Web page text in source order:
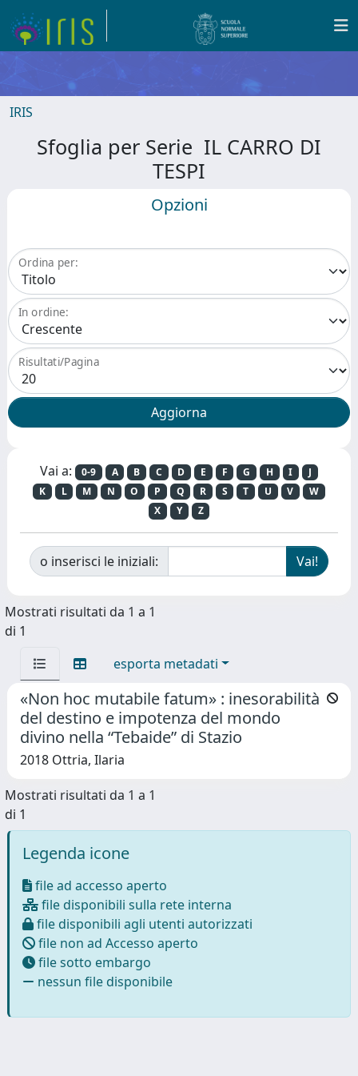
IRIS
Sfoglia per Serie IL CARRO DI
TESPI
Opzioni
Ordina per:
In ordine:
Risultati/Pagina
Vai a: 0-9 A B C D E F G H I
J
K
L M N O P Q R S T U V
W
X
Y Z
o inserisci le iniziali:
Mostrati risultati da 1 a 1
di 1
esporta metadati
«Non hoc mutabile fatum» : inesorabilità
del destino e impotenza del mondo
divino nella “Tebaide” di Stazio
2018 Ottria, Ilaria
Mostrati risultati da 1 a 1
di 1
Legenda icone
file ad accesso aperto
file disponibili sulla rete interna
file disponibili agli utenti autorizzati
file non ad Accesso aperto
file sotto embargo
nessun file disponibile